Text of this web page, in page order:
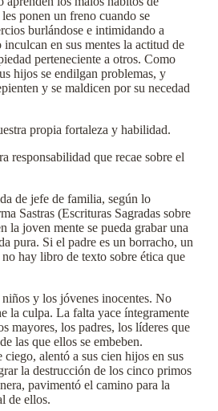
ponen un freno cuando se
burlándose e intimidando a
en sus mentes la actitud de
perteneciente a otros. Como
hijos se endilgan problemas, y
y se maldicen por su necedad
propia fortaleza y habilidad.
responsabilidad que recae sobre el
de jefe de familia, según lo
Sastras (Escrituras Sagradas sobre
la joven mente se pueda grabar una
pura. Si el padre es un borracho, un
hay libro de texto sobre ética que
y los jóvenes inocentes. No
la culpa. La falta yace íntegramente
mayores, los padres, los líderes que
las que ellos se embeben.
alentó a sus cien hijos en sus
la destrucción de los cinco primos
pavimentó el camino para la
de ellos.